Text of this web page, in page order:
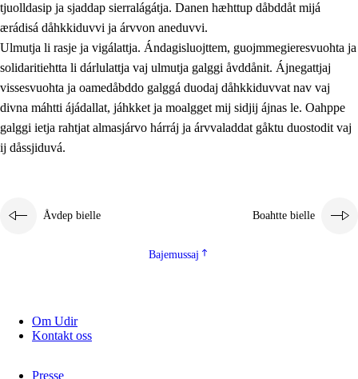
tjuolldasip ja sjaddap sierralágátja. Danen hæhttup dåbddåt mijá
ærádisá dåhkkiduvvi ja árvvon aneduvvi.
Ulmutja li rasje ja vigálattja. Ándagisluojttem, guojmmegieresvuohta ja
solidaritiehtta li dárlulattja vaj ulmutja galggi åvddånit. Ájnegattjaj
vissesvuohta ja oamedåbddo galggá duodaj dåhkkiduvvat nav vaj
divna máhtti ájádallat, jáhkket ja moalgget mij sidjij ájnas le. Oahppe
galggi ietja rahtjat almasjárvo hárráj ja árvvaladdat gåktu duostodit vaj
ij dåssjiduvá.
Åvdep bielle Boahtte bielle
Bajemussaj
Om Udir
Kontakt oss
Presse